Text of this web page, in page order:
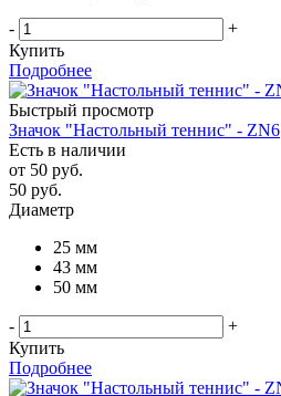
-
+
Купить
Подробнее
Быстрый просмотр
Значок "Настольный теннис" - ZN6
Есть в наличии
от 50 руб.
50 руб.
Диаметр
25 мм
43 мм
50 мм
-
+
Купить
Подробнее